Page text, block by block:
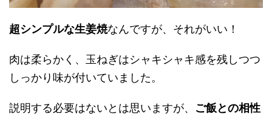
超シンプルな生姜焼なんですが、それがいい！
肉は柔らかく、玉ねぎはシャキシャキ感を残しつつ
しっかり味が付いていました。
説明する必要はないとは思いますが、 ご飯との相性